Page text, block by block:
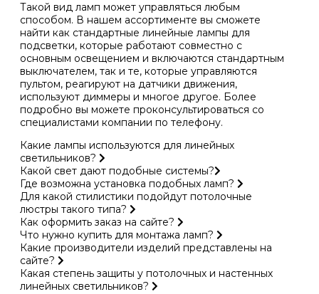
Такой вид ламп может управляться любым
способом. В нашем ассортименте вы сможете
найти как стандартные линейные лампы для
подсветки, которые работают совместно с
основным освещением и включаются стандартным
выключателем, так и те, которые управляются
пультом, реагируют на датчики движения,
используют диммеры и многое другое. Более
подробно вы можете проконсультироваться со
специалистами компании по телефону.
Какие лампы используются для линейных
светильников?
Какой свет дают подобные системы?
Где возможна установка подобных ламп?
Для какой стилистики подойдут потолочные
люстры такого типа?
Как оформить заказ на сайте?
Что нужно купить для монтажа ламп?
Какие производители изделий представлены на
сайте?
Какая степень защиты у потолочных и настенных
линейных светильников?